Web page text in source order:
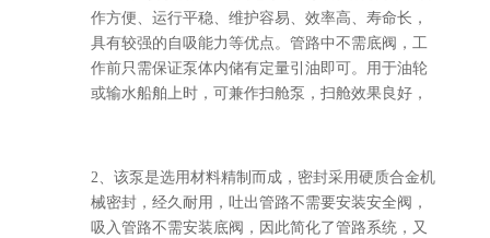
作方便、运行平稳、维护容易、效率高、寿命长，
具有较强的自吸能力等优点。管路中不需底阀，工
作前只需保证泵体内储有定量引油即可。用于油轮
或输水船舶上时，可兼作扫舱泵，扫舱效果良好，
2、该泵是选用材料精制而成，密封采用硬质合金机
械密封，经久耐用，吐出管路不需要安装安全阀，
吸入管路不需安装底阀，因此简化了管路系统，又